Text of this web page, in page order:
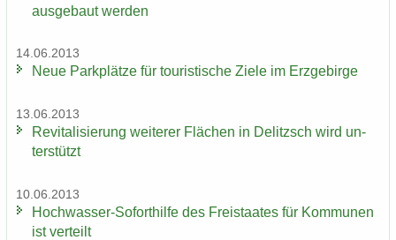
aus­ge­baut wer­den
14.06.2013
Neue Park­plät­ze für tou­ris­ti­sche Ziele im Erz­ge­bir­ge
13.06.2013
Re­vi­ta­li­sie­rung wei­te­rer Flä­chen in De­litzsch wird un­
ter­stützt
10.06.2013
Hochwasser-​Soforthilfe des Frei­staa­tes für Kom­mu­nen
ist ver­teilt